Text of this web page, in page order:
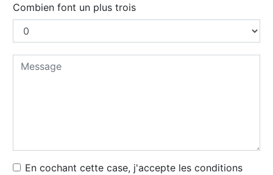
Combien font un plus trois
En cochant cette case, j'accepte les conditions